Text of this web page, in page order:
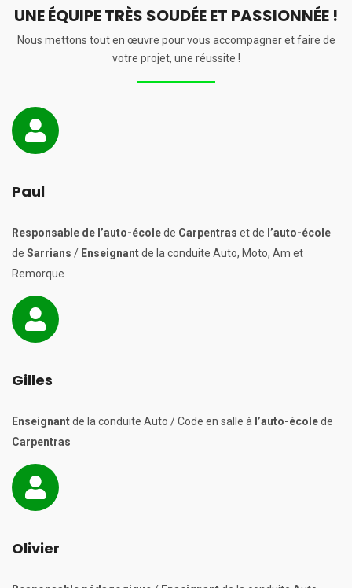
UNE ÉQUIPE TRÈS SOUDÉE ET PASSIONNÉE !
Nous mettons tout en œuvre pour vous accompagner et faire de
votre projet, une réussite !
Paul
Responsable de l’auto-écolede Carpentras et de l’auto-école
de Sarrians / Enseignantde la conduite Auto, Moto, Am et
Remorque
Gilles
Enseignantde la conduite Auto / Code en salle à l’auto-écolede
Carpentras
Olivier